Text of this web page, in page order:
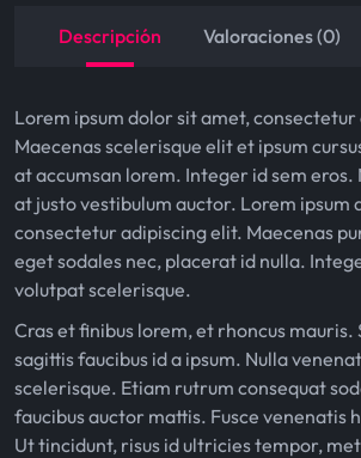
s
:
8
0
.
0
0
.
$
.
0
0
.
Descripción Valoraciones (0)
Lorem ipsum dolor sit amet,
Maecenas scelerisque elit et ipsum
at accumsan lorem. Integer id sem eros.
at justo vestibulum auctor. Lorem ipsum
consectetur adipiscing elit. Maecenas
eget sodales nec, placerat id nulla.
volutpat scelerisque.
Cras et finibus lorem, et rhoncus mauris.
sagittis faucibus id a ipsum. Nulla
scelerisque. Etiam rutrum consequat
faucibus auctor mattis. Fusce venenatis
Ut tincidunt, risus id ultricies tempor,